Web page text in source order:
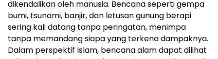
dikendalikan oleh manusia. Bencana seperti gempa
bumi, tsunami, banjir, dan letusan gunung berapi
sering kali datang tanpa peringatan, menimpa
tanpa memandang siapa yang terkena dampaknya.
Dalam perspektif Islam, bencana alam dapat dilihat